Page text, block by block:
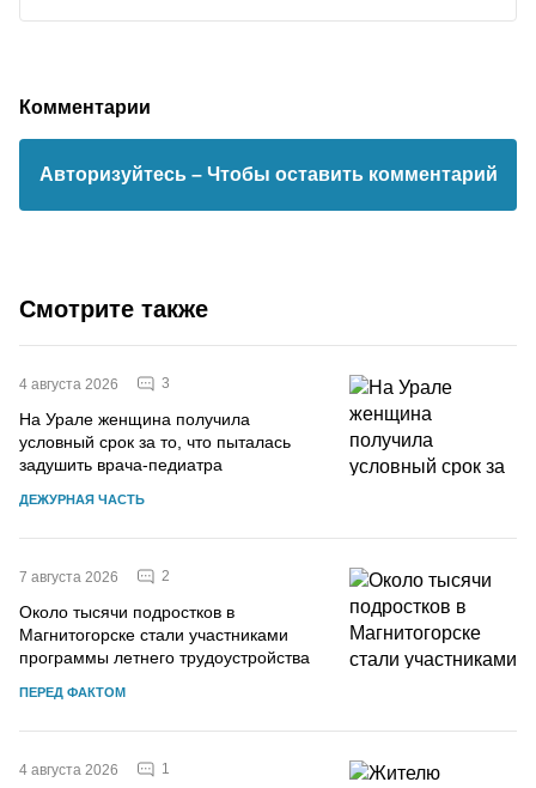
Комментарии
Авторизуйтесь – Чтобы оставить комментарий
Смотрите также
4 августа 2026 3
На Урале женщина получила
условный срок за то, что пыталась
задушить врача-педиатра
ДЕЖУРНАЯ ЧАСТЬ
7 августа 2026 2
Около тысячи подростков в
Магнитогорске стали участниками
программы летнего трудоустройства
ПЕРЕД ФАКТОМ
4 августа 2026 1